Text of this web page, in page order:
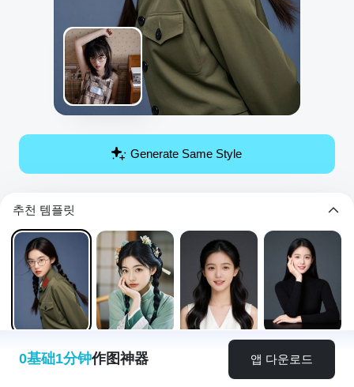
Generate Same Style
추천 템플릿
0基础1分钟作图神器 앱 다운로드